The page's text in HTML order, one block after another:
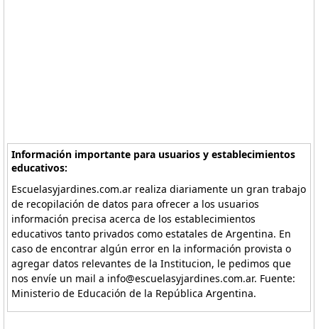
Información importante para usuarios y establecimientos
educativos:
Escuelasyjardines.com.ar realiza diariamente un gran trabajo
de recopilación de datos para ofrecer a los usuarios
información precisa acerca de los establecimientos
educativos tanto privados como estatales de Argentina. En
caso de encontrar algún error en la información provista o
agregar datos relevantes de la Institucion, le pedimos que
nos envíe un mail a info@escuelasyjardines.com.ar. Fuente:
Ministerio de Educación de la República Argentina.